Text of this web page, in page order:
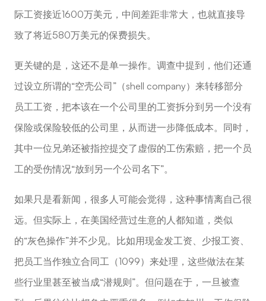
际工资接近1600万美元，中间差距非常大，也就直接导
致了将近580万美元的保费损失。
更关键的是，这还不是单一操作。调查中提到，他们还通
过设立所谓的“空壳公司”（shell company）来转移部分
员工工资，把本该在一个公司里的工资拆分到另一个没有
保险或保险较低的公司里，从而进一步降低成本。同时，
其中一位兄弟还被指控提交了虚假的工伤索赔，把一个员
工的受伤情况“放到另一个公司名下”。
如果只是看新闻，很多人可能会觉得，这种事情离自己很
远。但实际上，在美国经营过生意的人都知道，类似
的“灰色操作”并不少见。比如用现金发工资、少报工资、
把员工当作独立合同工（1099）来处理，这些做法在某
些行业里甚至被当成“潜规则”。但问题在于，一旦被查